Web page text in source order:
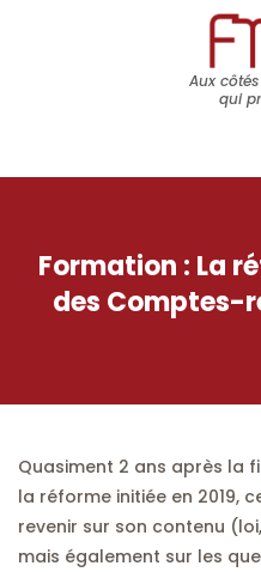
Aux
qui
Formation : La
des Comptes-
Quasiment 2 ans après la
la réforme initiée en 2019,
revenir sur son contenu
mais également sur les